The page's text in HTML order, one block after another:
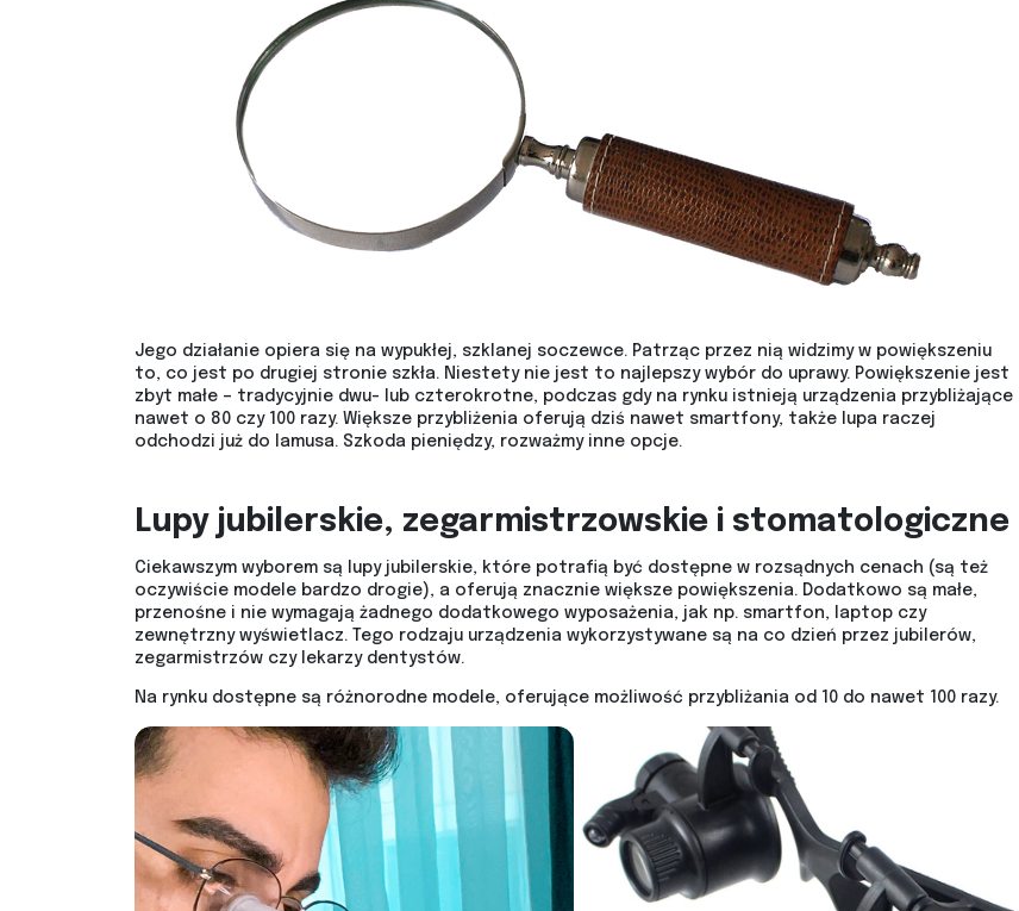
Jego działanie opiera się na wypukłej, szklanej soczewce. Patrząc przez nią widzimy w powiększeniu
to, co jest po drugiej stronie szkła. Niestety nie jest to najlepszy wybór do uprawy. Powiększenie jest
zbyt małe – tradycyjnie dwu- lub czterokrotne, podczas gdy na rynku istnieją urządzenia przybliżające
nawet o 80 czy 100 razy. Większe przybliżenia oferują dziś nawet smartfony, także lupa raczej
odchodzi już do lamusa. Szkoda pieniędzy, rozważmy inne opcje.
Lupy jubilerskie, zegarmistrzowskie i stomatologiczne
Ciekawszym wyborem są lupy jubilerskie, które potrafią być dostępne w rozsądnych cenach (są też
oczywiście modele bardzo drogie), a oferują znacznie większe powiększenia. Dodatkowo są małe,
przenośne i nie wymagają żadnego dodatkowego wyposażenia, jak np. smartfon, laptop czy
zewnętrzny wyświetlacz. Tego rodzaju urządzenia wykorzystywane są na co dzień przez jubilerów,
zegarmistrzów czy lekarzy dentystów.
Na rynku dostępne są różnorodne modele, oferujące możliwość przybliżania od 10 do nawet 100 razy.